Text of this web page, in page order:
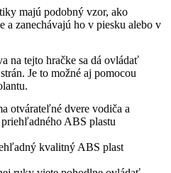
majú podobný vzor, ako
a zanechávajú ho v piesku alebo v
na tejto hračke sa dá ovládať
Je to možné aj pomocou
otvárateľné dvere vodiča a
ABS plastu
kvalitný ABS plast